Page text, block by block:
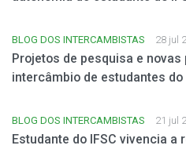
BLOG DOS INTERCAMBISTAS 28 jul
Projetos de pesquisa e
intercâmbio de estudantes do
BLOG DOS INTERCAMBISTAS 21 jul
Estudante do IFSC vivencia a